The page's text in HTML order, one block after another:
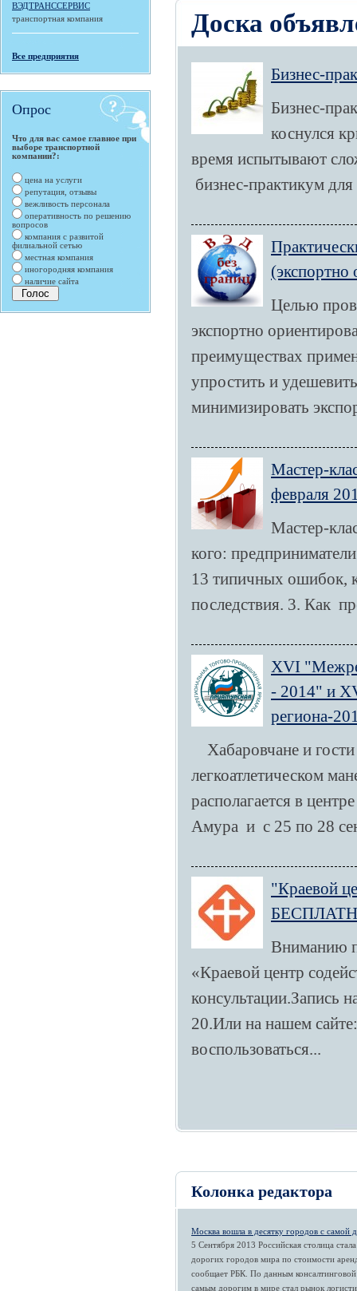
ВЭДТРАНССЕРВИС
транспортная компания
Все предприятия
Опрос
Что для вас самое главное при
выборе транспортной
компании?:
цена на услуги
репутация, отзывы
вежливость персонала
оперативность по решению
вопросов
компания с развитой
филиальной сетью
местная компания
иногородняя компания
наличие сайта
Доска
Бизнес-
Бизнес-
коснулся
время испытывают
бизнес-практикум
Целью
экспортно
преимуществах
упростить и
минимизировать
Мастер-
февраля
Мастер-
кого:
13 типичных ошибок,
последствия. 3. Как
XVI
- 2014" и
региона-
Хабаровчане и
легкоатлетическом
располагается в
Амура и с 25 по 28
"Краевой
Вниманию
«Краевой центр
консультации.Запись
20.Или на нашем
воспользоваться...
Колонка редактора
Москва вошла в десятку городов с самой
5 Сентября 2013 Российская столица
дорогих городов мира по стоимости
сообщает РБК. По данным
самым дорогим в мире стал рынок